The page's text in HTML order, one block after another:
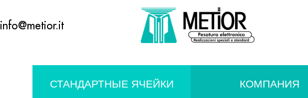
info@metior.it
СТАНДАРТНЫЕ ЯЧЕЙКИ КОМПАНИЯ